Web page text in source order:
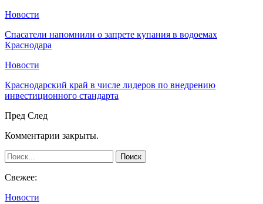
Новости
Спасатели напомнили о запрете купания в водоемах
Краснодара
Новости
Краснодарский край в числе лидеров по внедрению
инвестиционного стандарта
Пред След
Комментарии закрыты.
Свежее:
Новости